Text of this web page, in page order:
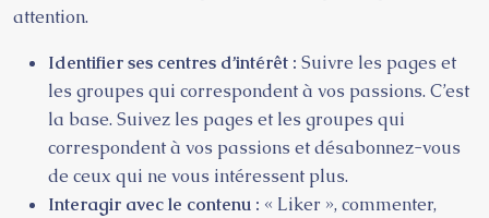
attention.
Identifier ses centres d’intérêt : Suivre les pages et
les groupes qui correspondent à vos passions. C’est
la base. Suivez les pages et les groupes qui
correspondent à vos passions et désabonnez-vous
de ceux qui ne vous intéressent plus.
Interagir avec le contenu : « Liker », commenter,